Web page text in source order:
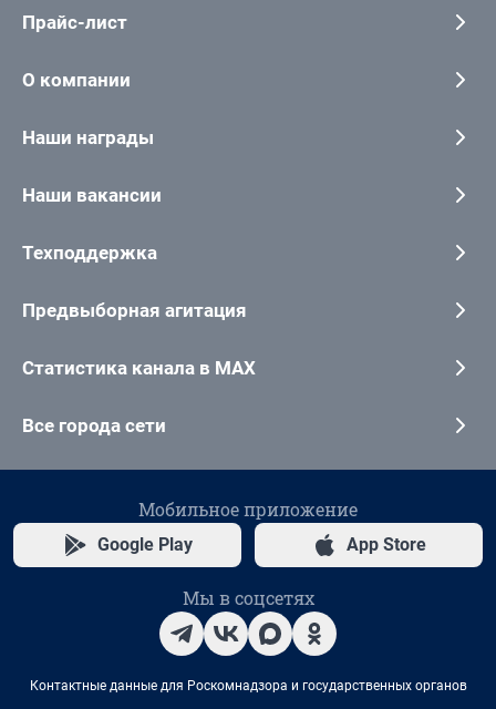
Прайс-лист
О компании
Наши награды
Наши вакансии
Техподдержка
Предвыборная агитация
Статистика канала в MAX
Все города сети
Мобильное приложение
Google Play App Store
Мы в соцсетях
Контактные данные для Роскомнадзора и государственных органов